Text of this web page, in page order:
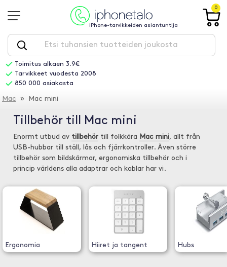
iPhone-tarvikkeiden asiantuntija
0
Toimitus alkaen 3.9€
Tarvikkeet vuodesta 2008
850 000 asiakasta
Mac » Mac mini
Tillbehör till Mac mini
Enormt utbud av tillbehör till folkkära Mac mini, allt från
USB-hubbar till ställ, lås och fjärrkontroller. Även större
tillbehör som bildskärmar, ergonomiska tillbehör och i
princip världens alla adaptrar och kablar har vi.
Ergonomia Hiiret ja tangent Hubs